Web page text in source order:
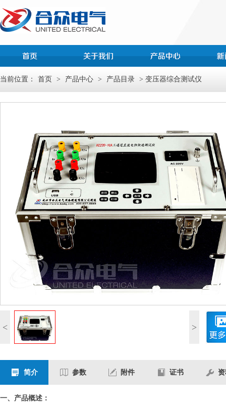
当前位置： 首页 > 产品中心 > 产品目录 > 变压器综合测试仪
< >
简介 参数 附件 证书
一、产品概述：